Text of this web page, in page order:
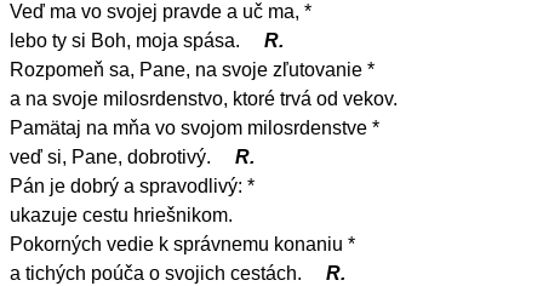
Veď ma vo svojej pravde a uč ma, *
lebo ty si Boh, moja spása.
R.
Rozpomeň sa, Pane, na svoje zľutovanie *
a na svoje milosrdenstvo, ktoré trvá od vekov.
Pamätaj na mňa vo svojom milosrdenstve *
veď si, Pane, dobrotivý.
R.
Pán je dobrý a spravodlivý: *
ukazuje cestu hriešnikom.
Pokorných vedie k správnemu konaniu *
a tichých poúča o svojich cestách.
R.